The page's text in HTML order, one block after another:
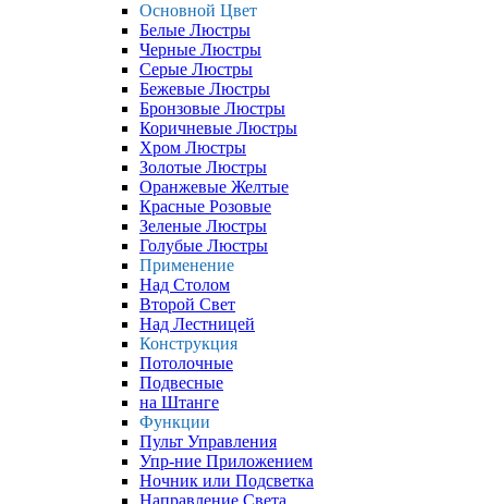
Основной Цвет
Белые Люстры
Черные Люстры
Серые Люстры
Бежевые Люстры
Бронзовые Люстры
Коричневые Люстры
Хром Люстры
Золотые Люстры
Оранжевые Желтые
Красные Розовые
Зеленые Люстры
Голубые Люстры
Применение
Над Столом
Второй Свет
Над Лестницей
Конструкция
Потолочные
Подвесные
на Штанге
Функции
Пульт Управления
Упр-ние Приложением
Ночник или Подсветка
Направление Света